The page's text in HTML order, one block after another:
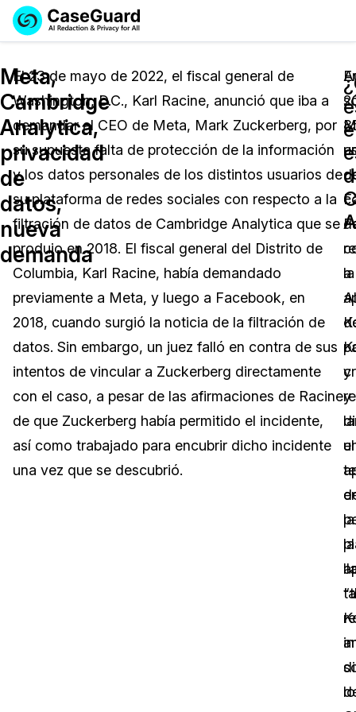
Licencia de CaseGuard Studio
Precios de Redacción a Pedido
Soluciones
Redacción de vídeos
Redacción de documentos
Redacción de audio
Redacción en Bulto
Redacción de imágenes
Transcripción y Traducción
Industrias
Cuerpos Policiales
Transportación
La Atención Médica
Educación
El Gobierno
Servicios Financieros
Precios
Recursos
Preguntas Frecuentes
Artículos
Casos Practicos
Videoteca
Recomendaciones
Eventos
Demo
English
Español
Meta,
Cambridge
Analytica,
privacidad
de
datos,
nueva
demanda
El 23 de mayo de 2022, el fiscal general de
Washington, D.C., Karl Racine, anunció que iba a
demandar al CEO de Meta, Mark Zuckerberg, por
su supuesta falta de protección de la información
y los datos personales de los distintos usuarios de
su plataforma de redes sociales con respecto a la
filtración de datos de Cambridge Analytica que se
produjo en 2018. El fiscal general del Distrito de
Columbia, Karl Racine, había demandado
previamente a Meta, y luego a Facebook, en
2018, cuando surgió la noticia de la filtración de
datos. Sin embargo, un juez falló en contra de sus
intentos de vincular a Zuckerberg directamente
con el caso, a pesar de las afirmaciones de Racine
de que Zuckerberg había permitido el incidente,
así como trabajado para encubrir dicho incidente
una vez que se descubrió.
a
y
la
la
y
el
la